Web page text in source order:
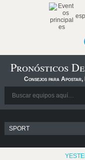
Pronósticos
Consejos para Apostar,